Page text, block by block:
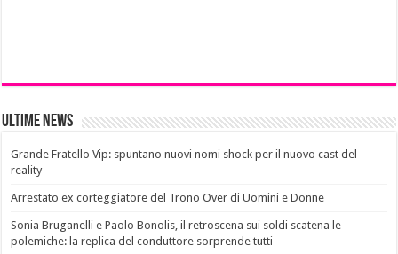
Ultime News
Grande Fratello Vip: spuntano nuovi nomi shock per il nuovo cast del
reality
Arrestato ex corteggiatore del Trono Over di Uomini e Donne
Sonia Bruganelli e Paolo Bonolis, il retroscena sui soldi scatena le
polemiche: la replica del conduttore sorprende tutti